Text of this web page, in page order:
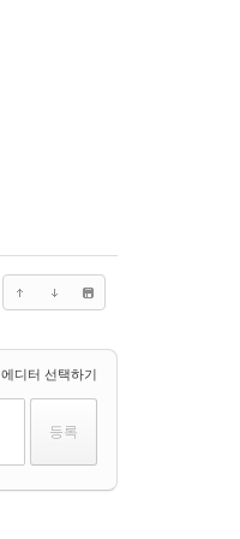
에디터 선택하기